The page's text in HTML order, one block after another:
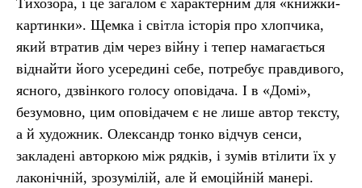
Тихозора, і це загалом є характерним для «книжки-
картинки». Щемка і світла історія про хлопчика,
який втратив дім через війну і тепер намагається
віднайти його усередині себе, потребує правдивого,
ясного, дзвінкого голосу оповідача. І в «Домі»,
безумовно, цим оповідачем є не лише автор тексту,
а й художник. Олександр тонко відчув сенси,
закладені авторкою між рядків, і зумів втілити їх у
лаконічній, зрозумілій, але й емоційній манері.